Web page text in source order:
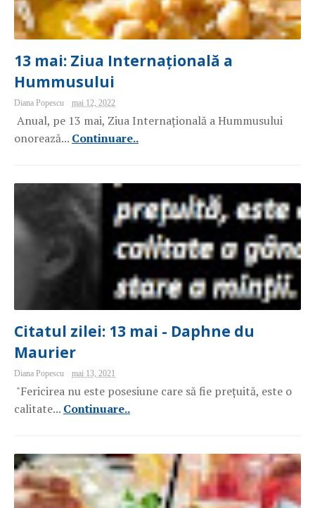
13 mai: Ziua Internațională a
Hummusului
Diana Popescu mai 12, 2022
Anual, pe 13 mai, Ziua Internațională a Hummusului
onorează... Continuare..
Citatul zilei: 13 mai - Daphne du
Maurier
Diana Popescu mai 13, 2021
"Fericirea nu este posesiune care să fie prețuită, este o
calitate... Continuare..